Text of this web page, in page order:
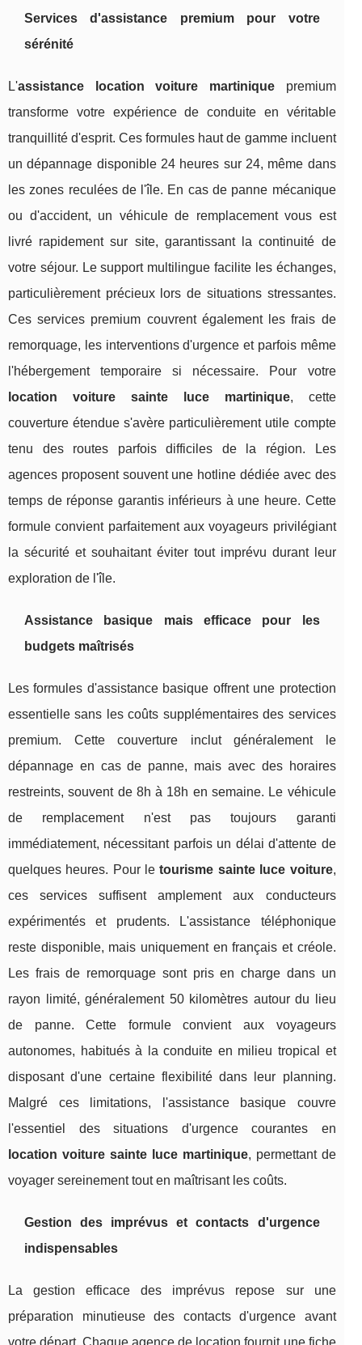
Services d'assistance premium pour votre
sérénité
L'assistance location voiture martiniquepremium
transforme votre expérience de conduite en véritable
tranquillité d'esprit. Ces formules haut de gamme incluent
un dépannage disponible 24 heures sur 24, même dans
les zones reculées de l'île. En cas de panne mécanique
ou d'accident, un véhicule de remplacement vous est
livré rapidement sur site, garantissant la continuité de
votre séjour. Le support multilingue facilite les échanges,
particulièrement précieux lors de situations stressantes.
Ces services premium couvrent également les frais de
remorquage, les interventions d'urgence et parfois même
l'hébergement temporaire si nécessaire. Pour votre
location voiture sainte luce martinique, cette
couverture étendue s'avère particulièrement utile compte
tenu des routes parfois difficiles de la région. Les
agences proposent souvent une hotline dédiée avec des
temps de réponse garantis inférieurs à une heure. Cette
formule convient parfaitement aux voyageurs privilégiant
la sécurité et souhaitant éviter tout imprévu durant leur
exploration de l'île.
Assistance basique mais efficace pour les
budgets maîtrisés
Les formules d'assistance basique offrent une protection
essentielle sans les coûts supplémentaires des services
premium. Cette couverture inclut généralement le
dépannage en cas de panne, mais avec des horaires
restreints, souvent de 8h à 18h en semaine. Le véhicule
de remplacement n'est pas toujours garanti
immédiatement, nécessitant parfois un délai d'attente de
quelques heures. Pour letourisme sainte luce voiture,
ces services suffisent amplement aux conducteurs
expérimentés et prudents. L'assistance téléphonique
reste disponible, mais uniquement en français et créole.
Les frais de remorquage sont pris en charge dans un
rayon limité, généralement 50 kilomètres autour du lieu
de panne. Cette formule convient aux voyageurs
autonomes, habitués à la conduite en milieu tropical et
disposant d'une certaine flexibilité dans leur planning.
Malgré ces limitations, l'assistance basique couvre
l'essentiel des situations d'urgence courantes en
location voiture sainte luce martinique, permettant de
voyager sereinement tout en maîtrisant les coûts.
Gestion des imprévus et contacts d'urgence
indispensables
La gestion efficace des imprévus repose sur une
préparation minutieuse des contacts d'urgence avant
votre départ. Chaque agence de location fournit une fiche